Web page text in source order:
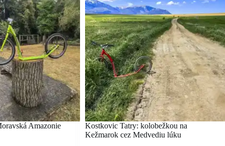
Amazonie
Kostkovic Tatry: kolobežkou na
Kežmarok cez Medvediu lúku